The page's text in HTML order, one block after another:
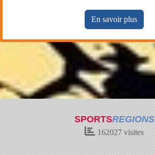
En savoir plus
SPORTSREGIONS
162027 visites